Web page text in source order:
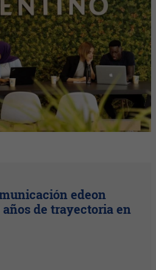
edeon
de trayectoria en